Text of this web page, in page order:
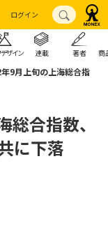
ログイン
ザイン 連載 著者 商
9月上旬の上海総合指
合指数、
に下落